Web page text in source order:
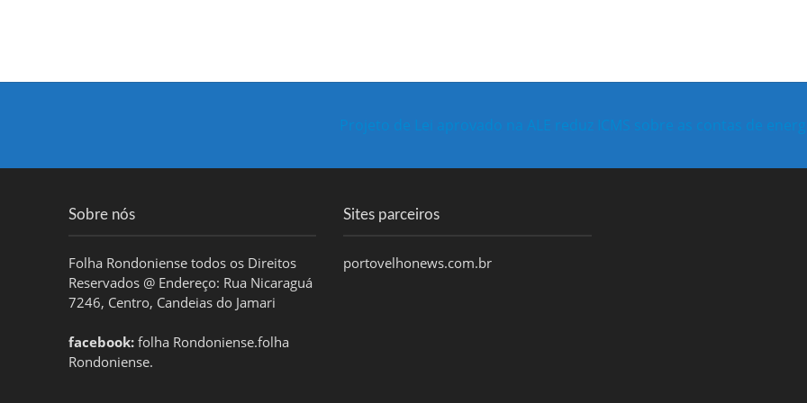
Projeto de Lei aprovado na ALE reduz ICMS sobre as contas de
Sobre nós
Folha Rondoniense todos os Direitos
Reservados @ Endereço: Rua Nicaraguá
7246, Centro, Candeias do Jamari
facebook:folha Rondoniense.folha
Rondoniense.
Sites parceiros
portovelhonews.com.br